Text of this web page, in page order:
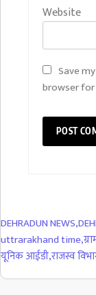
Website
Save
browser
DEHRADUN NEWS,
uttrarakhand time,
यूनिक आईडी,राजस्व